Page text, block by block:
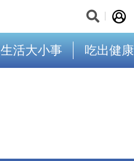
生活大小事 吃出健康